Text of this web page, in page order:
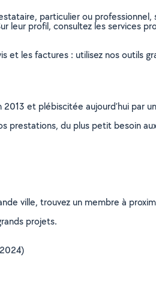
particulier ou professionnel,
leur profil, consultez les services
et les factures : utilisez nos outils
et plébiscitée aujourd’hui par
prestations, du plus petit besoin
ville, trouvez un membre à
projets.